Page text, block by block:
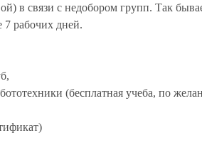
в связи с недобором групп. Так
7 рабочих дней.
(бесплатная учеба, по